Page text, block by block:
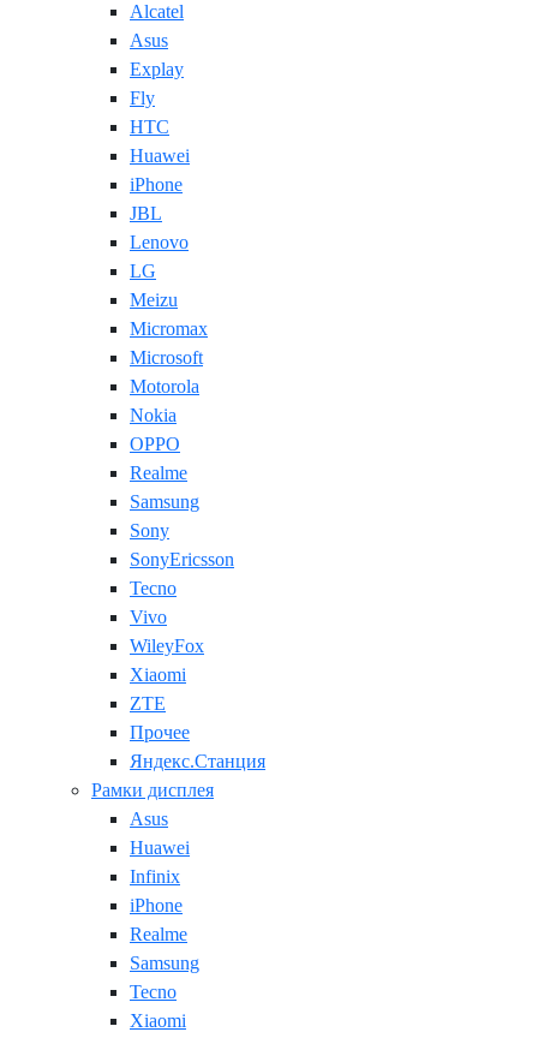
Alcatel
Asus
Explay
Fly
HTC
Huawei
iPhone
JBL
Lenovo
LG
Meizu
Micromax
Microsoft
Motorola
Nokia
OPPO
Realme
Samsung
Sony
SonyEricsson
Tecno
Vivo
WileyFox
Xiaomi
ZTE
Прочее
Яндекс.Станция
Рамки дисплея
Asus
Huawei
Infinix
iPhone
Realme
Samsung
Tecno
Xiaomi